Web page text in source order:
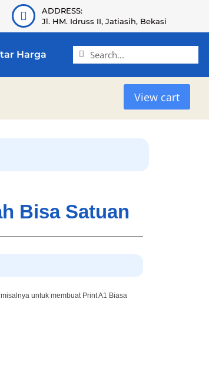
ADDRESS:
Jl. HM. Idruss II, Jatiasih, Bekasi
Harga
View cart
Bisa Satuan
untuk membuat Print A1 Biasa